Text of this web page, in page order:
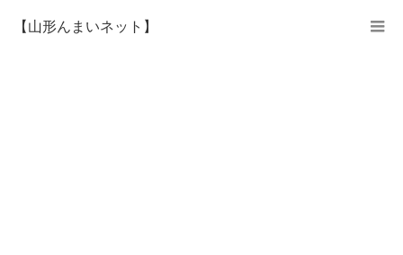
【山形んまいネット】